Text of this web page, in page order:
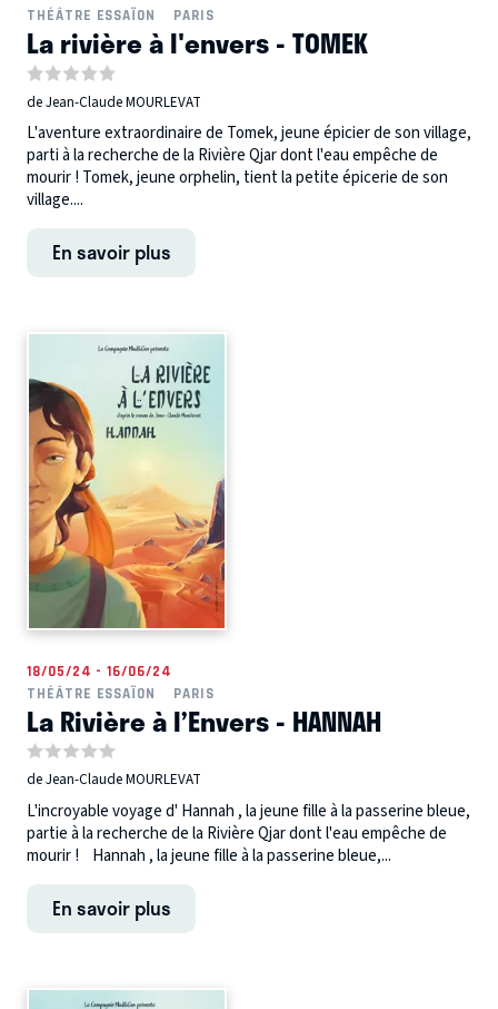
THÉÂTRE ESSAÏON
PARIS
La rivière à l'envers - TOMEK
de Jean-Claude MOURLEVAT
L'aventure extraordinaire de Tomek, jeune épicier de son village,
parti à la recherche de la Rivière Qjar dont l'eau empêche de
mourir ! Tomek, jeune orphelin, tient la petite épicerie de son
village....
En savoir plus
18/05/24 - 16/06/24
THÉÂTRE ESSAÏON
PARIS
La Rivière à l’Envers - HANNAH
de Jean-Claude MOURLEVAT
L'incroyable voyage d' Hannah , la jeune fille à la passerine bleue,
partie à la recherche de la Rivière Qjar dont l'eau empêche de
mourir ! Hannah , la jeune fille à la passerine bleue,...
En savoir plus